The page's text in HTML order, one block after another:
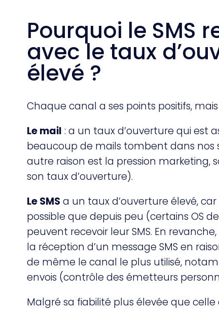
Pourquoi le SMS
avec le taux
élevé ?
Chaque canal a ses points positifs,
Le mail : a un taux d’ouverture qui est
beaucoup de mails tombent dans nos
autre raison est la pression marketing,
son taux d’ouverture).
Le SMS a un taux d’ouverture élevé,
possible que depuis peu (certains OS
peuvent recevoir leur SMS. En
la réception d’un message SMS en
de même le canal le plus utilisé,
envois (contrôle des émetteurs
Malgré sa fiabilité plus élevée que